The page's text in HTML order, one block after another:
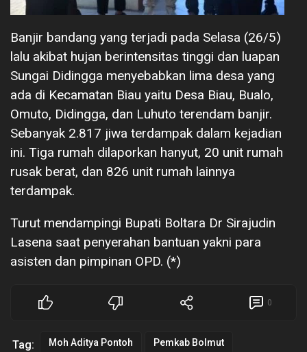
Banjir bandang yang terjadi pada Selasa (26/5)
lalu akibat hujan berintensitas tinggi dan luapan
Sungai Didingga menyebabkan lima desa yang
ada di Kecamatan Biau yaitu Desa Biau, Bualo,
Omuto, Didingga, dan Luhuto terendam banjir.
Sebanyak 2.817 jiwa terdampak dalam kejadian
ini. Tiga rumah dilaporkan hanyut, 20 unit rumah
rusak berat, dan 826 unit rumah lainnya
terdampak.
Turut mendampingi Bupati Boltara Dr Sirajudin
Lasena saat penyerahan bantuan yakni para
asisten dan pimpinan OPD. (*)
0
Tag: Moh Aditya Pontoh Pemkab Bolmut